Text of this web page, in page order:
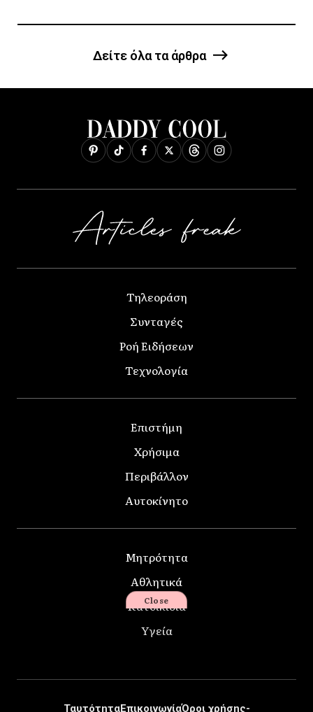
Δείτε όλα τα άρθρα
Τηλεοράση
Συνταγές
Ροή Ειδήσεων
Τεχνολογία
Επιστήμη
Χρήσιμα
Περιβάλλον
Αυτοκίνητο
Μητρότητα
Αθλητικά
Κατοικίδια
Υγεία
ΤαυτότηταΕπικοινωνίαΌροι χρήσης-
Close